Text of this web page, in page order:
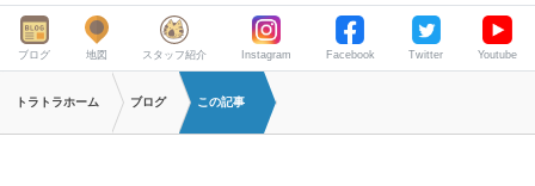
ブログ 地図 スタッフ紹介 Instagram Facebook Twitter Youtube
トラトラホーム ブログ この記事